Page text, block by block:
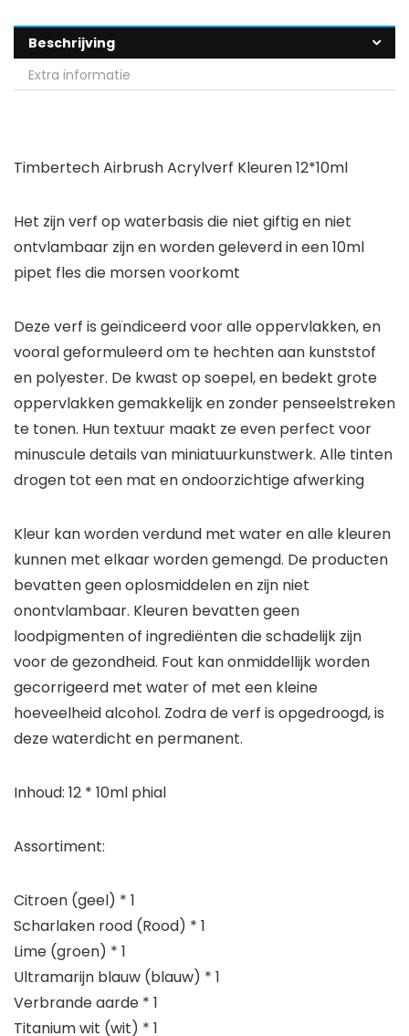
Beschrijving
Extra informatie
Timbertech Airbrush Acrylverf Kleuren 12*10ml
Het zijn verf op waterbasis die niet giftig en niet
ontvlambaar zijn en worden geleverd in een 10ml
pipet fles die morsen voorkomt
Deze verf is geïndiceerd voor alle oppervlakken, en
vooral geformuleerd om te hechten aan kunststof
en polyester. De kwast op soepel, en bedekt grote
oppervlakken gemakkelijk en zonder penseelstreken
te tonen. Hun textuur maakt ze even perfect voor
minuscule details van miniatuurkunstwerk. Alle tinten
drogen tot een mat en ondoorzichtige afwerking
Kleur kan worden verdund met water en alle kleuren
kunnen met elkaar worden gemengd. De producten
bevatten geen oplosmiddelen en zijn niet
onontvlambaar. Kleuren bevatten geen
loodpigmenten of ingrediënten die schadelijk zijn
voor de gezondheid. Fout kan onmiddellijk worden
gecorrigeerd met water of met een kleine
hoeveelheid alcohol. Zodra de verf is opgedroogd, is
deze waterdicht en permanent.
Inhoud: 12 * 10ml phial
Assortiment:
Citroen (geel) * 1
Scharlaken rood (Rood) * 1
Lime (groen) * 1
Ultramarijn blauw (blauw) * 1
Verbrande aarde * 1
Titanium wit (wit) * 1